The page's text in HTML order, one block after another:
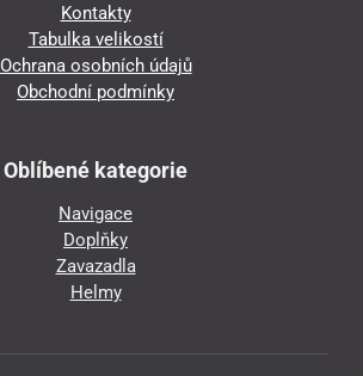
Kontakty
Tabulka velikostí
Ochrana osobních údajů
Obchodní podmínky
Oblíbené kategorie
Navigace
Doplňky
Zavazadla
Helmy